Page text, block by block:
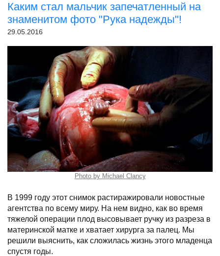
Каким стал мальчик запечатленный на
знаменитом фото "Рука надежды"!
29.05.2016
Photo by Michael Clancy
В 1999 году этот снимок растиражировали новостные
агентства по всему миру. На нем видно, как во время
тяжелой операции плод высовывает ручку из разреза в
материнской матке и хватает хирурга за палец. Мы
решили выяснить, как сложилась жизнь этого младенца
спустя годы.